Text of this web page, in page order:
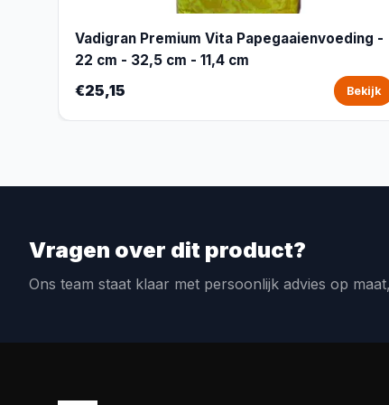
Vadigran Premium Vita Papegaaienvoeding -
22 cm - 32,5 cm - 11,4 cm
€25,15 Bekijk
Vragen over dit product?
Ons team staat klaar met persoonlijk advies op